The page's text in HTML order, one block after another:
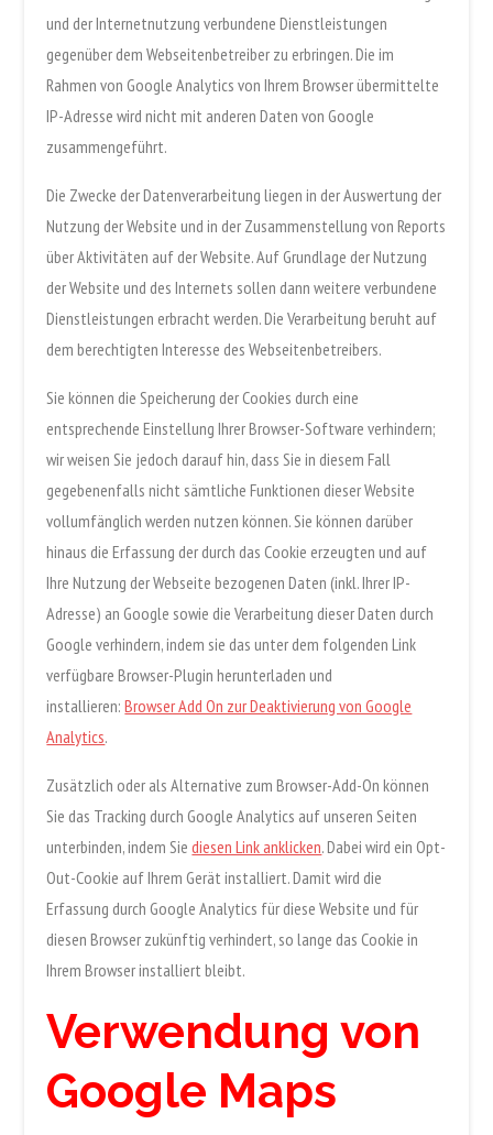
und der Internetnutzung verbundene Dienstleistungen
gegenüber dem Webseitenbetreiber zu erbringen. Die im
Rahmen von Google Analytics von Ihrem Browser übermittelte
IP-Adresse wird nicht mit anderen Daten von Google
zusammengeführt.
Die Zwecke der Datenverarbeitung liegen in der Auswertung der
Nutzung der Website und in der Zusammenstellung von Reports
über Aktivitäten auf der Website. Auf Grundlage der Nutzung
der Website und des Internets sollen dann weitere verbundene
Dienstleistungen erbracht werden. Die Verarbeitung beruht auf
dem berechtigten Interesse des Webseitenbetreibers.
Sie können die Speicherung der Cookies durch eine
entsprechende Einstellung Ihrer Browser-Software verhindern;
wir weisen Sie jedoch darauf hin, dass Sie in diesem Fall
gegebenenfalls nicht sämtliche Funktionen dieser Website
vollumfänglich werden nutzen können. Sie können darüber
hinaus die Erfassung der durch das Cookie erzeugten und auf
Ihre Nutzung der Webseite bezogenen Daten (inkl. Ihrer IP-
Adresse) an Google sowie die Verarbeitung dieser Daten durch
Google verhindern, indem sie das unter dem folgenden Link
verfügbare Browser-Plugin herunterladen und
installieren:Browser Add On zur Deaktivierung von Google
Analytics.
Zusätzlich oder als Alternative zum Browser-Add-On können
Sie das Tracking durch Google Analytics auf unseren Seiten
unterbinden, indem Siediesen Link anklicken. Dabei wird ein Opt-
Out-Cookie auf Ihrem Gerät installiert. Damit wird die
Erfassung durch Google Analytics für diese Website und für
diesen Browser zukünftig verhindert, so lange das Cookie in
Ihrem Browser installiert bleibt.
Verwendung von
Google Maps